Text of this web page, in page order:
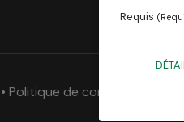
Requis
• Politique de confidentialité